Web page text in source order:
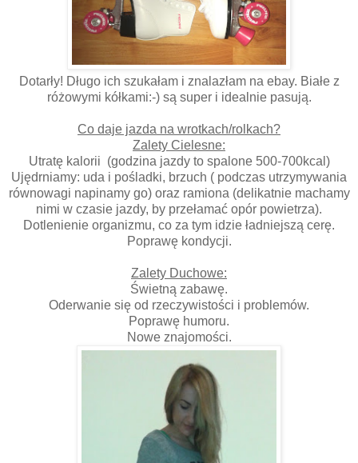
Dotarły! Długo ich szukałam i znalazłam na ebay. Białe z
różowymi kółkami:-) są super i idealnie pasują.
Co daje jazda na wrotkach/rolkach?
Zalety Cielesne:
Utratę kalorii (godzina jazdy to spalone 500-700kcal)
Ujędrniamy: uda i pośladki, brzuch ( podczas utrzymywania
równowagi napinamy go) oraz ramiona (delikatnie machamy
nimi w czasie jazdy, by przełamać opór powietrza).
Dotlenienie organizmu, co za tym idzie ładniejszą cerę.
Poprawę kondycji.
Zalety Duchowe:
Świetną zabawę.
Oderwanie się od rzeczywistości i problemów.
Poprawę humoru.
Nowe znajomości.